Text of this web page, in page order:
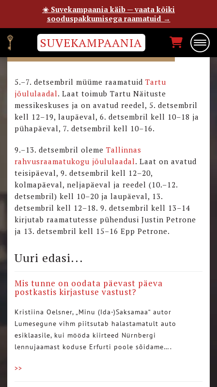
SUVEKAMPAANIA
OSALEME JÕULULAATADEL
5.–7. detsembril müüme raamatuid Tartu
jõululaadal. Laat toimub Tartu Näituste
messikeskuses ja on avatud reedel, 5. detsembril
kell 12–19, laupäeval, 6. detsembril kell 10–18 ja
pühapäeval, 7. detsembril kell 10–16.
9.–13. detsembril oleme Tallinnas
rahvusraamatukogu jõululaadal. Laat on avatud
teisipäeval, 9. detsembril kell 12–20,
kolmapäeval, neljapäeval ja reedel (10.–12.
detsembril) kell 10–20 ja laupäeval, 13.
detsembril kell 12–18. 9. detsembril kell 13–14
kirjutab raamatutesse pühendusi Justin Petrone
ja 13. detsembril kell 15–16 Epp Petrone.
Uuri edasi...
Mis tunne on oodata päevast päeva
postkastis kirjastuse vastust?
Kristiina Oelsner, „Minu (Ida-)Saksamaa“ autor
Lumesegune vihm piitsutab halastamatult auto
esiklaasile, kui mööda kiirteed Nürnbergi
lennujaamast koduse Erfurti poole sõidame….
>>
☀️ Suvekampaania käib — vaata kõiki
sooduspakkumisega raamatuid →